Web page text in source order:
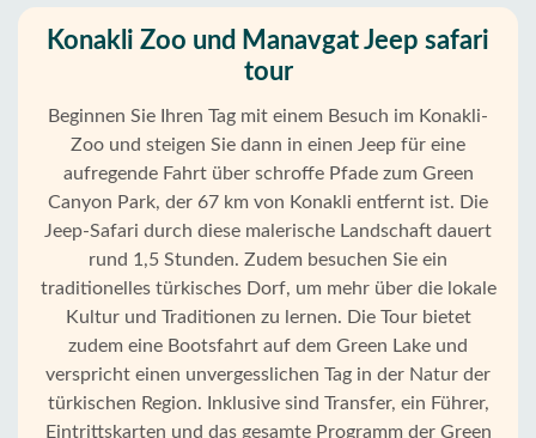
Konakli
Konakli Zoo und Manavgat Jeep safari
tour
Beginnen Sie Ihren Tag mit einem Besuch im Konakli-
Zoo und steigen Sie dann in einen Jeep für eine
aufregende Fahrt über schroffe Pfade zum Green
Canyon Park, der 67 km von Konakli entfernt ist. Die
Jeep-Safari durch diese malerische Landschaft dauert
rund 1,5 Stunden. Zudem besuchen Sie ein
traditionelles türkisches Dorf, um mehr über die lokale
Kultur und Traditionen zu lernen. Die Tour bietet
zudem eine Bootsfahrt auf dem Green Lake und
verspricht einen unvergesslichen Tag in der Natur der
türkischen Region. Inklusive sind Transfer, ein Führer,
Eintrittskarten und das gesamte Programm der Green